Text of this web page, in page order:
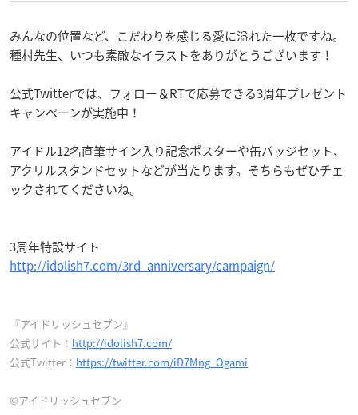
みんなの位置など、こだわりを感じる愛に溢れた一枚ですね。
種村先生、いつも素敵なイラストをありがとうございます！
公式Twitterでは、フォロー＆RTで応募できる3周年プレゼント
キャンペーンが実施中！
アイドル12名直筆サイン入り記念ポスターや缶バッジセット、
アクリルスタンドセットなどが当たります。そちらもぜひチェ
ックされてくださいね。
3周年特設サイト
http://idolish7.com/3rd_anniversary/campaign/
『アイドリッシュセブン』
公式サイト： http://idolish7.com/
公式Twitter： https://twitter.com/iD7Mng_Ogami
©アイドリッシュセブン